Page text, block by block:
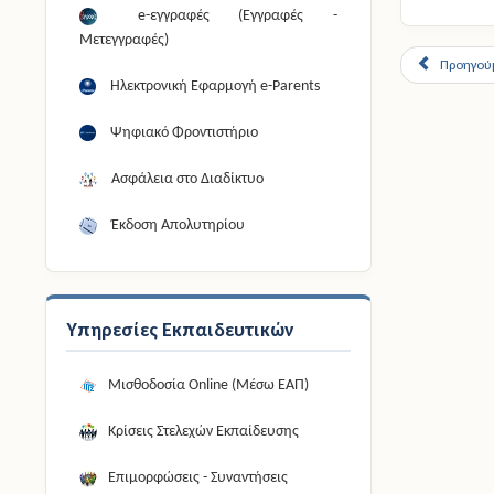
e-εγγραφές (Εγγραφές -
Μετεγγραφές)
Ηλεκτρονική Εφαρμογή e-Parents
Ψηφιακό Φροντιστήριο
Ασφάλεια στο Διαδίκτυο
Έκδοση Απολυτηρίου
Υπηρεσίες Εκπαιδευτικών
Μισθοδοσία Online (Μέσω ΕΑΠ)
Κρίσεις Στελεχών Εκπαίδευσης
Επιμορφώσεις - Συναντήσεις